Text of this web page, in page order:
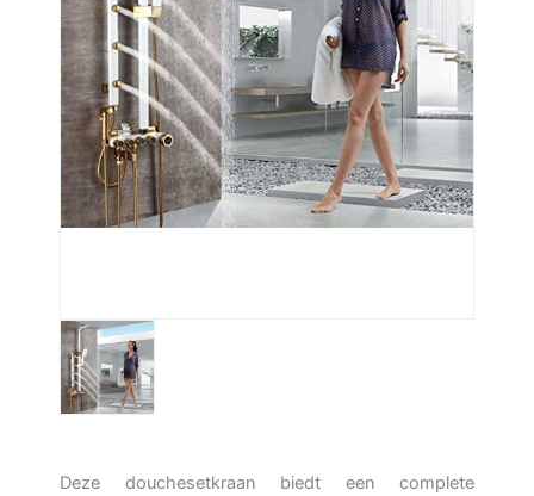
Deze douchesetkraan biedt een complete